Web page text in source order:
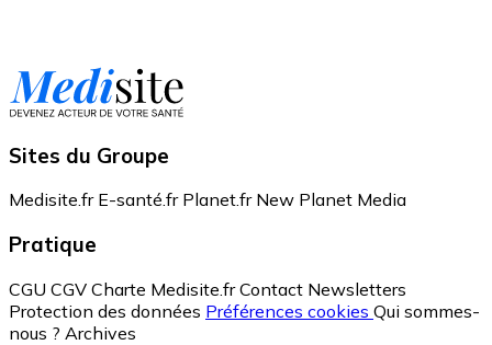
Sites du Groupe
Medisite.fr E-santé.fr Planet.fr New Planet Media
Pratique
CGU CGV Charte Medisite.fr Contact Newsletters
Protection des données Préférences cookies Qui sommes-
nous ? Archives